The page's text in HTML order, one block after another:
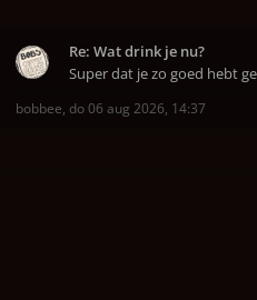
Re: Wat drink je nu?
bobbee, do 06 aug 2026, 14:37